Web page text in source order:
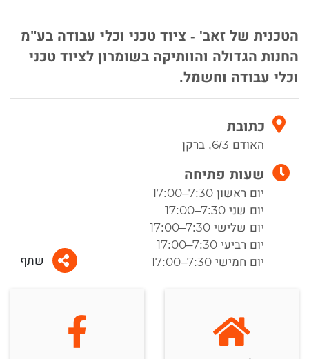
הטכנית של זאב' - ציוד טכני וכלי עבודה בע"מ
החנות הגדולה והוותיקה בשומרון לציוד טכני
וכלי עבודה וחשמל.
כתובת
האודם 6/3, ברקן
שעות פתיחה
יום ראשון 7:30–17:00
יום שני 7:30–17:00
יום שלישי 7:30–17:00
יום רביעי 7:30–17:00
יום חמישי 7:30–17:00
שתף